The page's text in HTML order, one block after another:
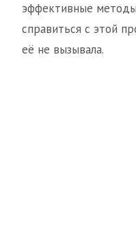
эффективные
справиться с этой
её не вызывала.